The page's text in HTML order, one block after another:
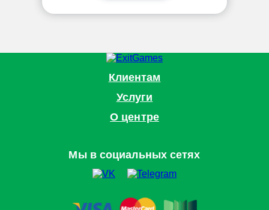
Клиентам
Услуги
О центре
Мы в социальных сетях